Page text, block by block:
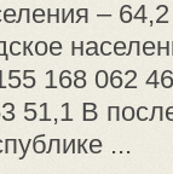
–
168 062
51,1 В
...